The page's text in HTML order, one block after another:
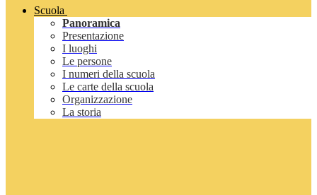
Scuola
Panoramica
Presentazione
I luoghi
Le persone
I numeri della scuola
Le carte della scuola
Organizzazione
La storia